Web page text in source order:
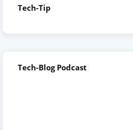
Tech-Tip
Tech-Blog Podcast